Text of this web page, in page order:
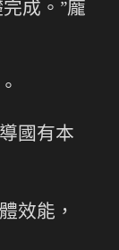
成。”龐
國有本
效能，